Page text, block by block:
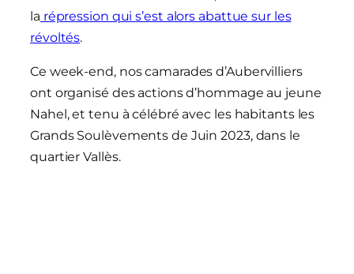
la répression qui s’est alors abattue sur les
révoltés.
Ce week-end, nos camarades d’Aubervilliers
ont organisé des actions d’hommage au jeune
Nahel, et tenu à célébré avec les habitants les
Grands Soulèvements de Juin 2023, dans le
quartier Vallès.